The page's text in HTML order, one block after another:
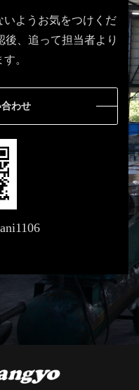
いようお気をつけくだ
後、追って担当者より
。
わせ